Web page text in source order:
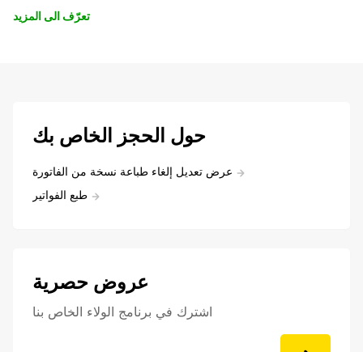
تعرّف الى المزيد
حول الحجز الخاص بك
عرض تعديل إلغاء طباعة نسخة من الفاتورة
طبع الفواتير
عروض حصرية
اشترك في برنامج الولاء الخاص بنا